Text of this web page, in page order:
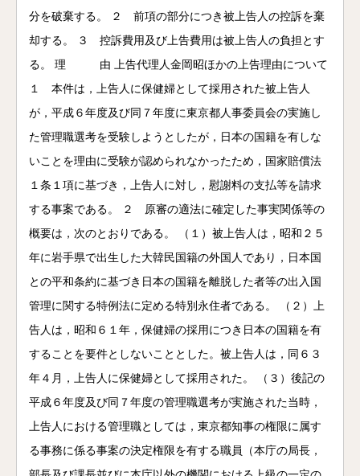
分を破棄する。 ２ 前項の部分につき被上告人の控訴を棄
却する。 ３ 控訴費用及び上告費用は被上告人の負担とす
る。 理 由 上告代理人金岡昭ほかの上告理由について
１ 本件は，上告人に保健婦として採用された被上告人
が，平成６年度及び同７年度に東京都人事委員会の実施し
た管理職選考を受験しようとしたが，日本の国籍を有しな
いことを理由に受験が認められなかったため，国家賠償法
１条１項に基づき，上告人に対し，慰謝料の支払等を請求
する事案である。 ２ 原審の適法に確定した事実関係等の
概要は，次のとおりである。 （１）被上告人は，昭和２５
年に岩手県で出生した大韓民国籍の外国人であり，日本国
との平和条約に基づき日本の国籍を離脱した者等の出入国
管理に関する特例法に定める特別永住者である。 （２）上
告人は，昭和６１年，保健婦の採用につき日本の国籍を有
することを要件としないこととした。被上告人は，同６３
年４月，上告人に保健婦として採用された。 （３）後記の
平成６年度及び同７年度の管理職選考が実施された当時，
上告人における管理職としては，東京都知事の権限に属す
る事務に係る事案の決定権限を有する職員（本庁の局長，